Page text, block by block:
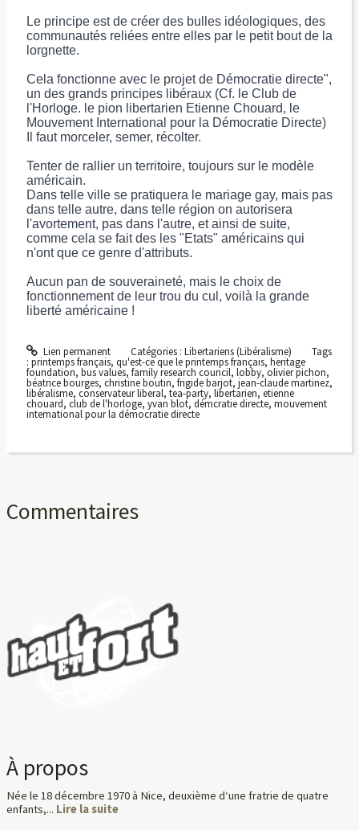
Le principe est de créer des bulles idéologiques, des
communautés reliées entre elles par le petit bout de la
lorgnette.
Cela fonctionne avec le projet de Démocratie directe",
un des grands principes libéraux (Cf. le Club de
l'Horloge. le pion libertarien Etienne Chouard, le
Mouvement International pour la Démocratie Directe)
Il faut morceler, semer, récolter.
Tenter de rallier un territoire, toujours sur le modèle
américain.
Dans telle ville se pratiquera le mariage gay, mais pas
dans telle autre, dans telle région on autorisera
l'avortement, pas dans l'autre, et ainsi de suite,
comme cela se fait des les "Etats" américains qui
n'ont que ce genre d'attributs.
Aucun pan de souveraineté, mais le choix de
fonctionnement de leur trou du cul, voilà la grande
liberté américaine !
Lien permanent Catégories : Libertariens (Libéralisme) Tags
: printemps français, qu'est-ce que le printemps français, heritage
foundation, bus values, family research council, lobby, olivier pichon,
béatrice bourges, christine boutin, frigide barjot, jean-claude martinez,
libéralisme, conservateur liberal, tea-party, libertarien, etienne
chouard, club de l'horloge, yvan blot, démcratie directe, mouvement
international pour la démocratie directe
Commentaires
À propos
Née le 18 décembre 1970 à Nice, deuxième d‘une fratrie de quatre
enfants,... Lire la suite